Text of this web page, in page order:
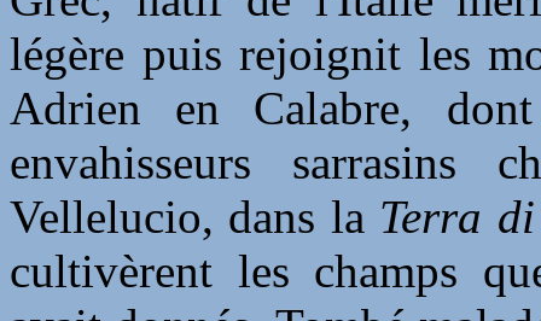
légère puis rejoignit les
Adrien en Calabre,
envahisseurs sarrasins
Vellelucio, dans la Terra
cultivèrent les champs